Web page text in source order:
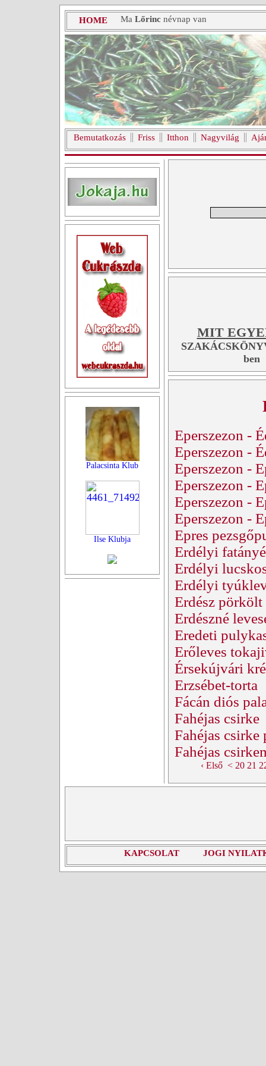
HOME Ma Lőrinc névnap van
Bemutatkozás Friss Itthon Nagyvilág
Palacsinta Klub
Ilse Klubja
MIT
ben
Eperszezon -
Eperszezon -
Eperszezon -
Eperszezon -
Eperszezon -
Eperszezon -
Epres
Erdélyi
Erdélyi
Erdélyi
Erdész pörkölt
Erdészné
Eredeti
Erőleves
Érsekújvári
Erzsébet-torta
Fácán diós
Fahéjas csirke
Fahéjas csirke
Fahéjas
‹ Első < 20 21
KAPCSOLAT JOGI